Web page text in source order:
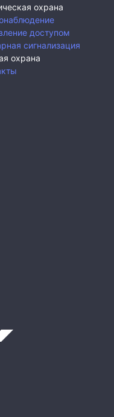
охрана
доступом
сигнализация
охрана